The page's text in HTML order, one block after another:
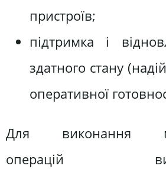
пристроїв;
підтримка і
здатного стану
оперативної
Для виконання
операцій